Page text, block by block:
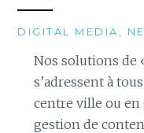
DIGITAL MEDIA
Nos solutions
s’adressent à
centre ville ou en
gestion de